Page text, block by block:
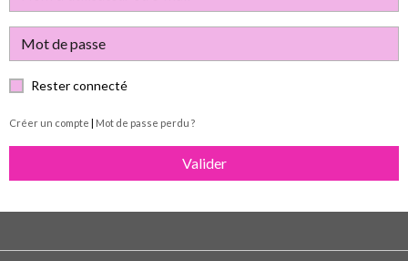
Rester connecté
Créer un compte | Mot de passe perdu ?
Valider